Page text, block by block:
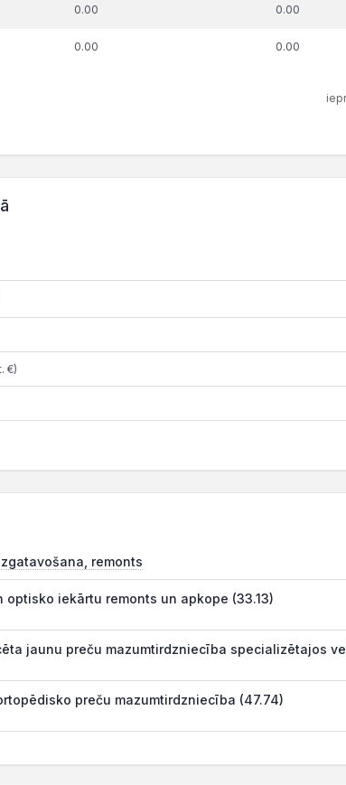
0.00 0.00
0.00 0.00
€)
remonts
optisko iekārtu remonts un apkope (33.13)
jaunu preču mazumtirdzniecība specializētajos
preču mazumtirdzniecība (47.74)